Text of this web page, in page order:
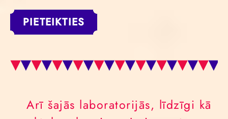
PIETEIKTIES
Arī šajās laboratorijās, līdzīgi kā